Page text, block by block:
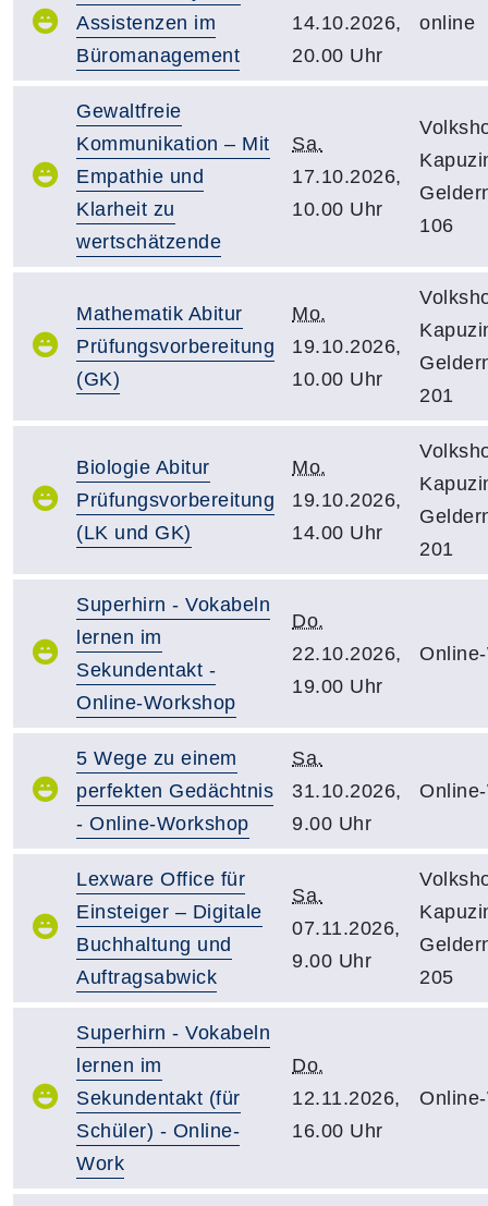
Assistenzen im
Büromanagement
14.10.2026,
20.00 Uhr
online
Gewaltfreie
Kommunikation – Mit
Empathie und
Klarheit zu
wertschätzende
Sa.
17.10.2026,
10.00 Uhr
106
Mathematik Abitur
Prüfungsvorbereitung
(GK)
Mo.
19.10.2026,
10.00 Uhr
201
Biologie Abitur
Prüfungsvorbereitung
(LK und GK)
Mo.
19.10.2026,
14.00 Uhr
201
Superhirn - Vokabeln
lernen im
Sekundentakt -
Online-Workshop
Do.
22.10.2026,
19.00 Uhr
5 Wege zu einem
perfekten Gedächtnis
- Online-Workshop
Sa.
31.10.2026,
9.00 Uhr
Lexware Office für
Einsteiger – Digitale
Buchhaltung und
Auftragsabwick
Sa.
07.11.2026,
9.00 Uhr
205
Superhirn - Vokabeln
lernen im
Sekundentakt (für
Schüler) - Online-
Work
Do.
12.11.2026,
16.00 Uhr